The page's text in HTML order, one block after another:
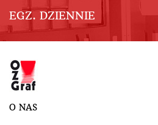
EGZ. DZIENNIE
O NAS